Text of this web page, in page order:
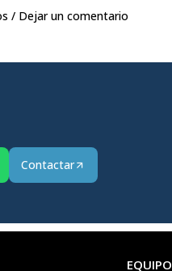
/ Dejar un comentario
Contactar
EQUIPO